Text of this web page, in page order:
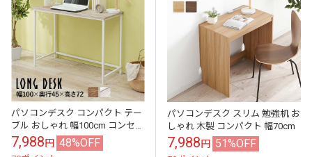
パソコンデスク コンパクト テー
ブル おしゃれ 幅100cm コンセン
ト付き
7,988円 48%OFF
パソコンデスク スリム 勉強机 お
しゃれ 木製 コンパクト 幅70cm
7,988円 51%OFF